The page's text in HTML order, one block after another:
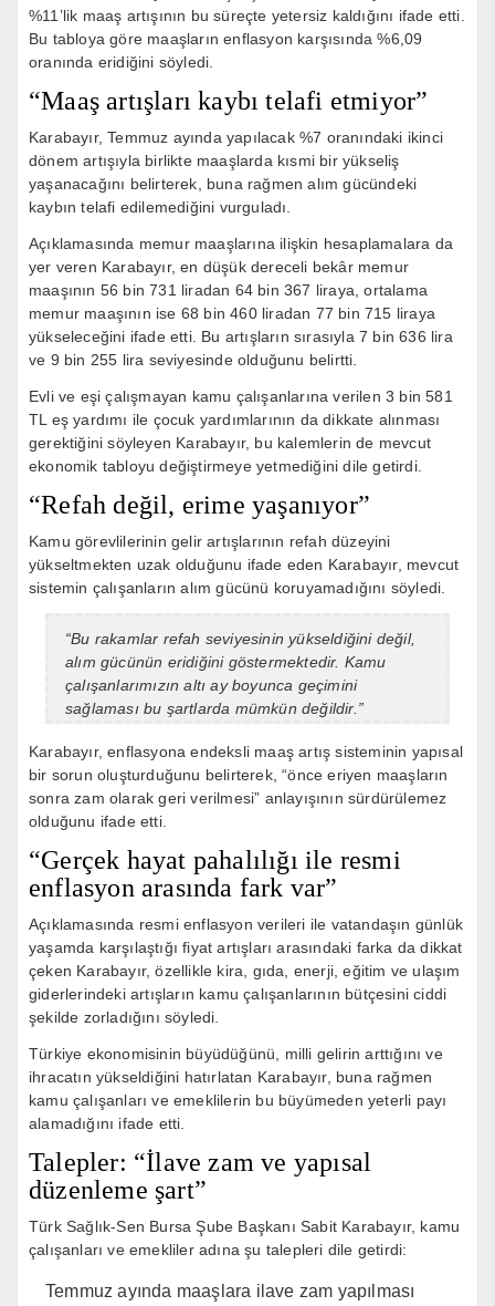
%11’lik maaş artışının bu süreçte yetersiz kaldığını ifade etti.
Bu tabloya göre maaşların enflasyon karşısında %6,09
oranında eridiğini söyledi.
“Maaş artışları kaybı telafi etmiyor”
Karabayır, Temmuz ayında yapılacak %7 oranındaki ikinci
dönem artışıyla birlikte maaşlarda kısmi bir yükseliş
yaşanacağını belirterek, buna rağmen alım gücündeki
kaybın telafi edilemediğini vurguladı.
Açıklamasında memur maaşlarına ilişkin hesaplamalara da
yer veren Karabayır, en düşük dereceli bekâr memur
maaşının 56 bin 731 liradan 64 bin 367 liraya, ortalama
memur maaşının ise 68 bin 460 liradan 77 bin 715 liraya
yükseleceğini ifade etti. Bu artışların sırasıyla 7 bin 636 lira
ve 9 bin 255 lira seviyesinde olduğunu belirtti.
Evli ve eşi çalışmayan kamu çalışanlarına verilen 3 bin 581
TL eş yardımı ile çocuk yardımlarının da dikkate alınması
gerektiğini söyleyen Karabayır, bu kalemlerin de mevcut
ekonomik tabloyu değiştirmeye yetmediğini dile getirdi.
“Refah değil, erime yaşanıyor”
Kamu görevlilerinin gelir artışlarının refah düzeyini
yükseltmekten uzak olduğunu ifade eden Karabayır, mevcut
sistemin çalışanların alım gücünü koruyamadığını söyledi.
“Bu rakamlar refah seviyesinin yükseldiğini değil,
alım gücünün eridiğini göstermektedir. Kamu
çalışanlarımızın altı ay boyunca geçimini
sağlaması bu şartlarda mümkün değildir.”
Karabayır, enflasyona endeksli maaş artış sisteminin yapısal
bir sorun oluşturduğunu belirterek, “önce eriyen maaşların
sonra zam olarak geri verilmesi” anlayışının sürdürülemez
olduğunu ifade etti.
“Gerçek hayat pahalılığı ile resmi
enflasyon arasında fark var”
Açıklamasında resmi enflasyon verileri ile vatandaşın günlük
yaşamda karşılaştığı fiyat artışları arasındaki farka da dikkat
çeken Karabayır, özellikle kira, gıda, enerji, eğitim ve ulaşım
giderlerindeki artışların kamu çalışanlarının bütçesini ciddi
şekilde zorladığını söyledi.
Türkiye ekonomisinin büyüdüğünü, milli gelirin arttığını ve
ihracatın yükseldiğini hatırlatan Karabayır, buna rağmen
kamu çalışanları ve emeklilerin bu büyümeden yeterli payı
alamadığını ifade etti.
Talepler: “İlave zam ve yapısal
düzenleme şart”
Türk Sağlık-Sen Bursa Şube Başkanı Sabit Karabayır, kamu
çalışanları ve emekliler adına şu talepleri dile getirdi:
Temmuz ayında maaşlara ilave zam yapılması